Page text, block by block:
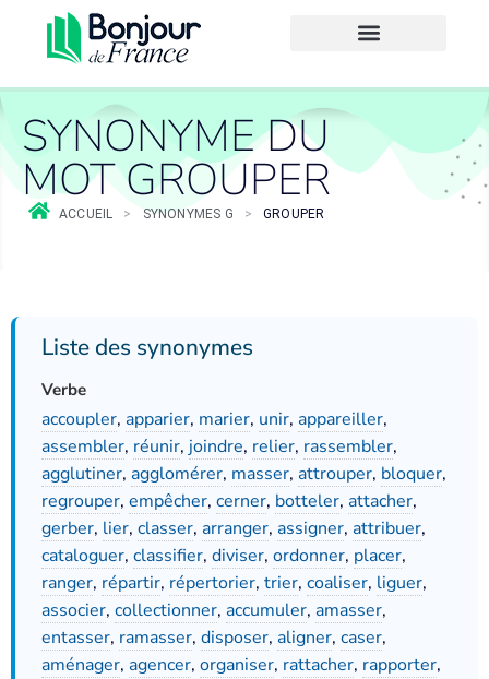
SYNONYME DU
MOT GROUPER
ACCUEIL > SYNONYMES G > GROUPER
Liste des synonymes
Verbe
accoupler, apparier, marier, unir, appareiller,
assembler, réunir, joindre, relier, rassembler,
agglutiner, agglomérer, masser, attrouper, bloquer,
regrouper, empêcher, cerner, botteler, attacher,
gerber, lier, classer, arranger, assigner, attribuer,
cataloguer, classifier, diviser, ordonner, placer,
ranger, répartir, répertorier, trier, coaliser, liguer,
associer, collectionner, accumuler, amasser,
entasser, ramasser, disposer, aligner, caser,
aménager, agencer, organiser, rattacher, rapporter,